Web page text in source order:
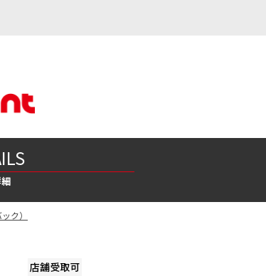
ク）